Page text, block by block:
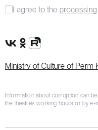
I agree to the processing
VK Group
OK Group
Rutube channel
Ministry of Culture of Perm
Information about corruption can
the theatre’s working hours or by e-